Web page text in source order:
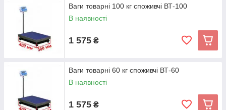
Ваги товарні 100 кг споживчі ВТ-100
В наявності
1 575 ₴
Ваги товарні 60 кг споживчі ВТ-60
В наявності
1 575 ₴